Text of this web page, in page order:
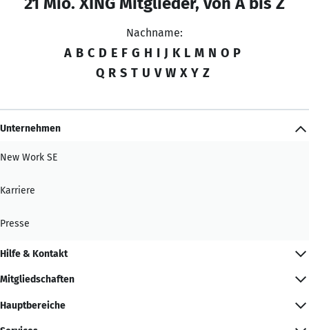
Nachname:
A B C D E F G H I J K L M N O P
Q R S T U V W X Y Z
Unternehmen
New Work SE
Karriere
Presse
Hilfe & Kontakt
Mitgliedschaften
Hauptbereiche